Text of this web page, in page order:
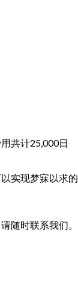
共计25,000日
实现梦寐以求的
随时联系我们。